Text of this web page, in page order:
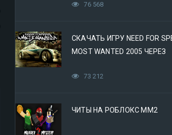
76 568
СКАЧАТЬ ИГРУ NEED FOR
MOST WANTED 2005 ЧЕРЕЗ
73 212
ЧИТЫ НА РОБЛОКС ММ2